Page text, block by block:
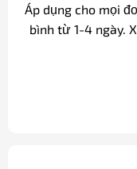
Áp dụng cho mọi
bình từ 1-4 ngày.